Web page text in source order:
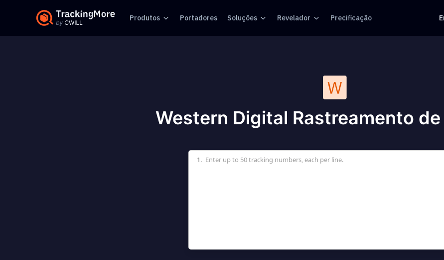
Produtos Portadores Soluções Revelador Precificação
Western Digital Rastreamento
Enter up to 50 tracking numbers, each per line.
1.